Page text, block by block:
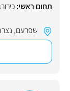
תחום ראשי:
שפרעם,